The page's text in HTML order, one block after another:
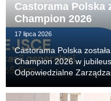
Castorama Polska
Champion 2026
17 lipca 2026
Castorama Polska
Champion 2026 w
Odpowiedzialne
miejsce w klasyfikacji